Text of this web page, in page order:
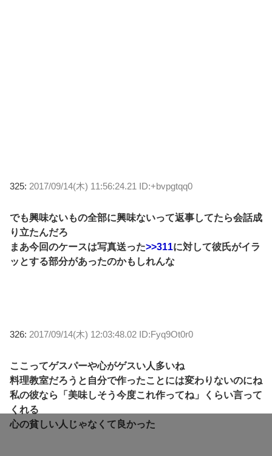
325: 2017/09/14(木) 11:56:24.21 ID:+bvpgtqq0
でも興味ないもの全部に興味ないって返事してたら会話成
り立たんだろ
まあ今回のケースは写真送った>>311に対して彼氏がイラ
ッとする部分があったのかもしれんな
326: 2017/09/14(木) 12:03:48.02 ID:Fyq9Ot0r0
ここってゲスパーや心がゲスい人多いね
料理教室だろうと自分で作ったことには変わりないのにね
私の彼なら「美味しそう今度これ作ってね」くらい言って
くれる
心の貧しい人じゃなくて良かった